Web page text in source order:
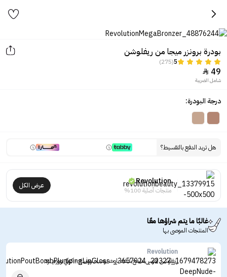
بودرة برونزر ميجا من ريفلوشن
5
(275)
49

شامل الضريبة
درجة البودرة:
هل تريد الدفع بالتقسيط؟
Revolution
منتجات أصلية 100%
عرض الكل
غالبًا ما يتم شراؤها معًا
المنتجات الموصى بها
Revolution
ريفلوشن قلوس ملمع شفاه باوت بومب بلومبينج - كوكي وورم نود